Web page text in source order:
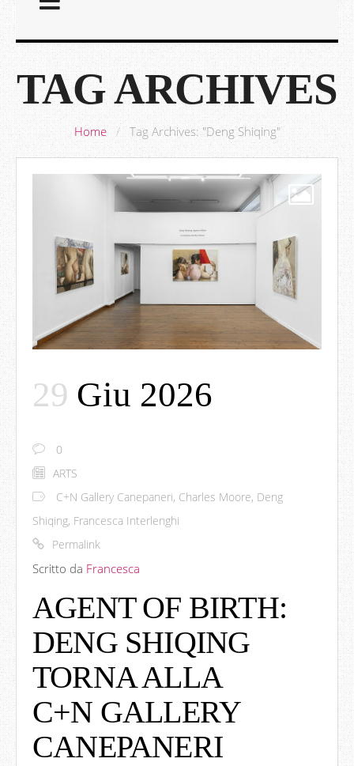
TAG ARCHIVES
Home / Tag Archives: "Deng Shiqing"
29 Giu 2026
0
ARTS
C+N Gallery Canepaneri, Charles Moore, Deng
Shiqing, Francesca Interlenghi
Permalink
Scritto da Francesca
AGENT OF BIRTH:
DENG SHIQING
TORNA ALLA
C+N GALLERY
CANEPANERI